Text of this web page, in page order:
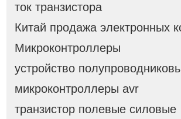
ток транзистора
Китай продажа электронных
Микроконтроллеры
устройство
микроконтроллеры avr
транзистор полевые силовые